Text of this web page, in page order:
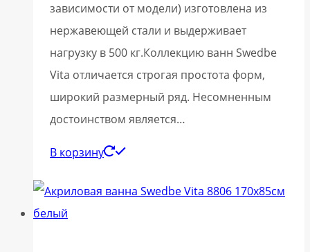
зависимости от модели) изготовлена из
нержавеющей стали и выдерживает
нагрузку в 500 кг.Коллекцию ванн Swedbe
Vita отличается строгая простота форм,
широкий размерный ряд. Несомненным
достоинством является…
В корзину